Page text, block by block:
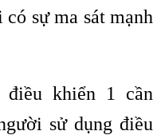
sự ma sát mạnh
điều khiển 1 cần
sử dụng điều